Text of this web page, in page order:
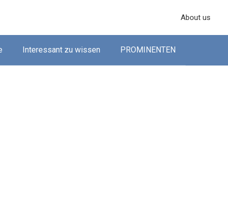
About us
Interessant zu wissen PROMINENTEN